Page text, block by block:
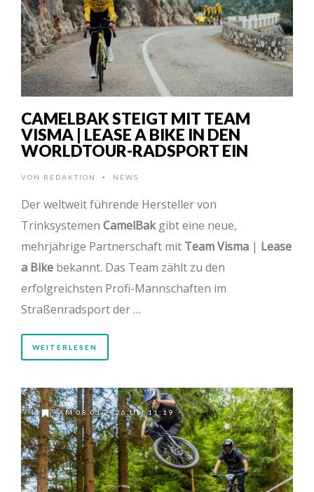
CAMELBAK STEIGT MIT TEAM
VISMA | LEASE A BIKE IN DEN
WORLDTOUR-RADSPORT EIN
VON REDAKTION • NEWS
Der weltweit führende Hersteller von
Trinksystemen CamelBakgibt eine neue,
mehrjährige Partnerschaft mit Team Visma | Lease
a Bike bekannt. Das Team zählt zu den
erfolgreichsten Profi-Mannschaften im
Straßenradsport der …
WEITERLESEN
AM 08.01.2026 UM 11:19